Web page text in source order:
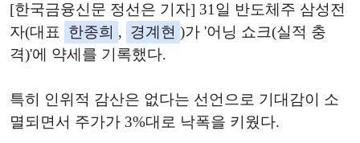
[한국금융신문 정선은 기자] 31일 반도체주 삼성전
자(대표
한종희 , 경계현 )가 '어닝 쇼크(실적 충
격)'에 약세를 기록했다.
특히 인위적 감산은 없다는 선언으로 기대감이 소
멸되면서 주가가 3%대로 낙폭을 키웠다.